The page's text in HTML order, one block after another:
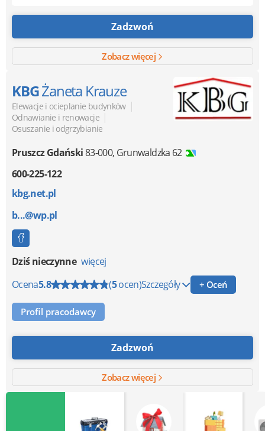
Zadzwoń
Zobacz więcej
KBGŻaneta Krauze
Elewacje i ocieplanie budynków |
Odnawianie i renowacje |
Osuszanie i odgrzybianie
Pruszcz Gdański83-000, Grunwaldzka 62
600-225-122
kbg.net.pl
b...@wp.pl
Dziś nieczynne więcej
Ocena5.8 (5ocen)Szczegóły + Oceń
Profil pracodawcy
Zadzwoń
Zobacz więcej